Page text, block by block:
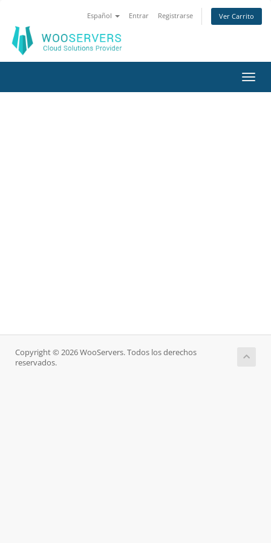
Español Entrar Registrarse Ver Carrito
Copyright © 2026 WooServers. Todos los derechos
reservados.